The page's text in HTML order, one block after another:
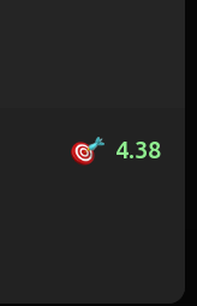
4.38